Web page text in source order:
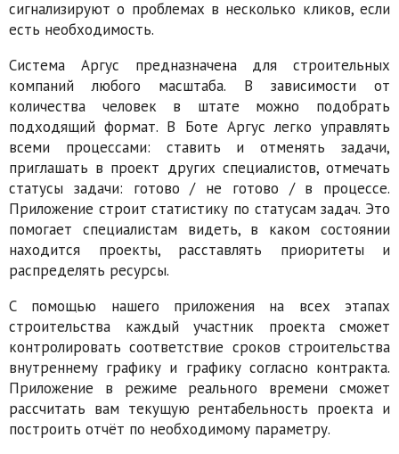
сигнализируют о проблемах в несколько кликов, если
есть необходимость.
Система Аргус предназначена для строительных
компаний любого масштаба. В зависимости от
количества человек в штате можно подобрать
подходящий формат. В Боте Аргус легко управлять
всеми процессами: ставить и отменять задачи,
приглашать в проект других специалистов, отмечать
статусы задачи: готово / не готово / в процессе.
Приложение строит статистику по статусам задач. Это
помогает специалистам видеть, в каком состоянии
находится проекты, расставлять приоритеты и
распределять ресурсы.
С помощью нашего приложения на всех этапах
строительства каждый участник проекта сможет
контролировать соответствие сроков строительства
внутреннему графику и графику согласно контракта.
Приложение в режиме реального времени сможет
рассчитать вам текущую рентабельность проекта и
построить отчёт по необходимому параметру.